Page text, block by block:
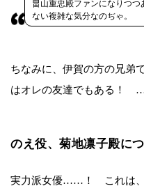
畠山重忠殿ファンになりつつ
ない複雑な気分なのぢゃ。
ちなみに、伊賀の方の兄弟
はオレの友達でもある！
のえ役、菊地凛子殿に
実力派女優……！ これは、